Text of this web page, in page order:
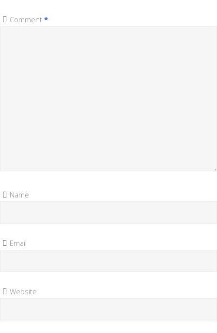
Comment *
Name
Email
Website